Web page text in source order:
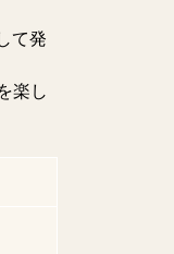
て発
楽し